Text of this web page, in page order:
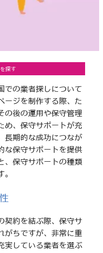
探す
での業者探しについて
ージを制作する際、た
の後の運用や保守管理
め、保守サポートが充
長期的な成功につなが
な保守サポートを提供
、保守サポートの種類
。
契約を結ぶ際、保守サ
がちですが、非常に重
実している業者を選ぶ